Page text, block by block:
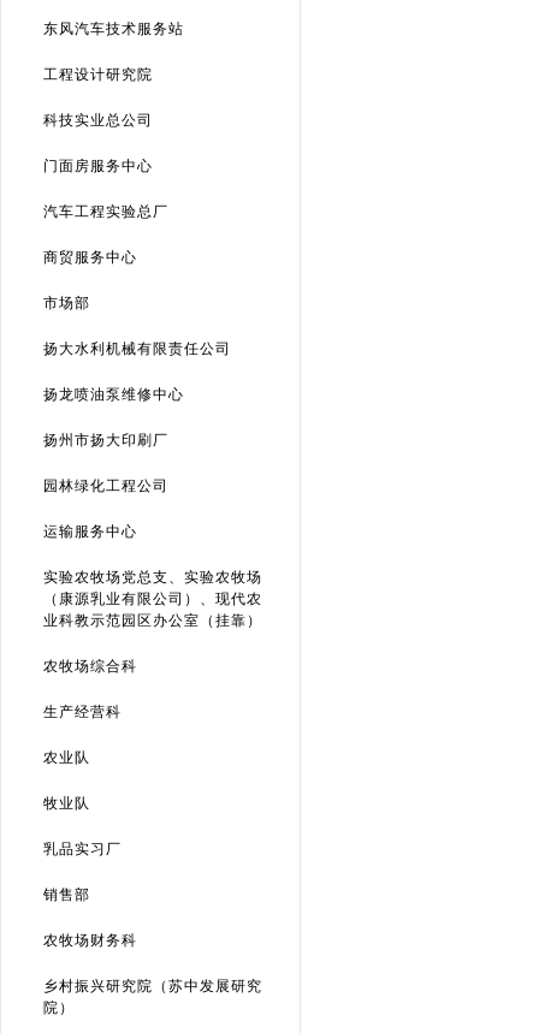
东风汽车技术服务站
工程设计研究院
科技实业总公司
门面房服务中心
汽车工程实验总厂
商贸服务中心
市场部
扬大水利机械有限责任公司
扬龙喷油泵维修中心
扬州市扬大印刷厂
园林绿化工程公司
运输服务中心
实验农牧场党总支、实验农牧场
（康源乳业有限公司）、现代农
业科教示范园区办公室（挂靠）
农牧场综合科
生产经营科
农业队
牧业队
乳品实习厂
销售部
农牧场财务科
乡村振兴研究院（苏中发展研究
院）